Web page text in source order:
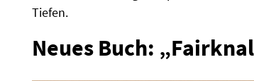
Tiefen.
Neues Buch: